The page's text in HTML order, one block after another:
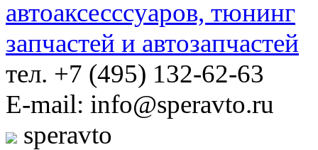
тел. +7 (495) 132-62-63
E-mail: info@speravto.ru
speravto